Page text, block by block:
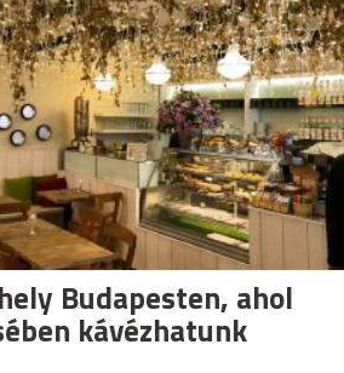
Budapesten, ahol
kávézhatunk